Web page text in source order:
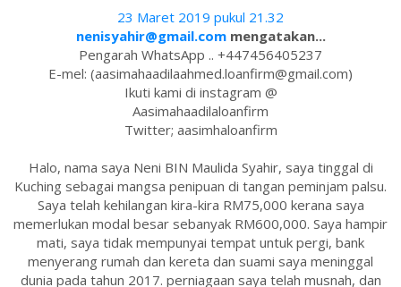
23 Maret 2019 pukul 21.32
nenisyahir@gmail.commengatakan...
Pengarah WhatsApp .. +447456405237
E-mel: (aasimahaadilaahmed.loanfirm@gmail.com)
Ikuti kami di instagram @
Aasimahaadilaloanfirm
Twitter; aasimhaloanfirm
Halo, nama saya Neni BIN Maulida Syahir, saya tinggal di
Kuching sebagai mangsa penipuan di tangan peminjam palsu.
Saya telah kehilangan kira-kira RM75,000 kerana saya
memerlukan modal besar sebanyak RM600,000. Saya hampir
mati, saya tidak mempunyai tempat untuk pergi, bank
menyerang rumah dan kereta dan suami saya meninggal
dunia pada tahun 2017. perniagaan saya telah musnah, dan